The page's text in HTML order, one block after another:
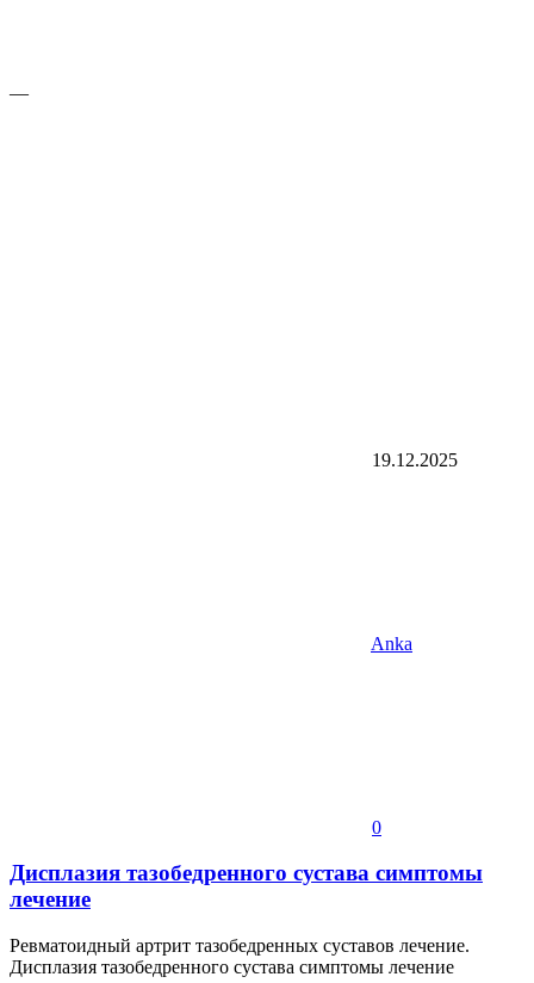
—
19.12.2025
Anka
0
Дисплазия тазобедренного сустава симптомы
лечение
Ревматоидный артрит тазобедренных суставов лечение.
Дисплазия тазобедренного сустава симптомы лечение